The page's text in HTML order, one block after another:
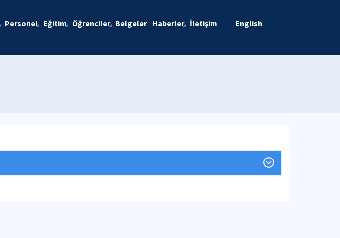
Personel Eğitim Öğrenciler Belgeler Haberler İletişim English